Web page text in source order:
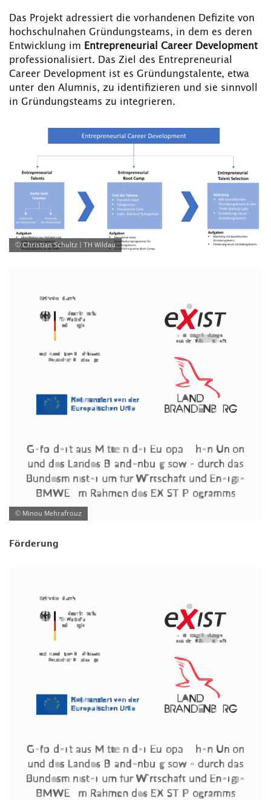
Das Projekt adressiert die vorhandenen Defizite von
hochschulnahen Gründungsteams, in dem es deren
Entwicklung im Entrepreneurial Career Development
professionalisiert. Das Ziel des Entrepreneurial
Career Development ist es Gründungstalente, etwa
unter den Alumnis, zu identifizieren und sie sinnvoll
in Gründungsteams zu integrieren.
© Christian Schultz | TH Wildau
© Minou Mehrafrouz
Förderung